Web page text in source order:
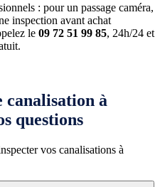
: pour un passage caméra,
inspection avant achat
le 09 72 51 99 85, 24h/24 et
canalisation à
questions
vos canalisations à